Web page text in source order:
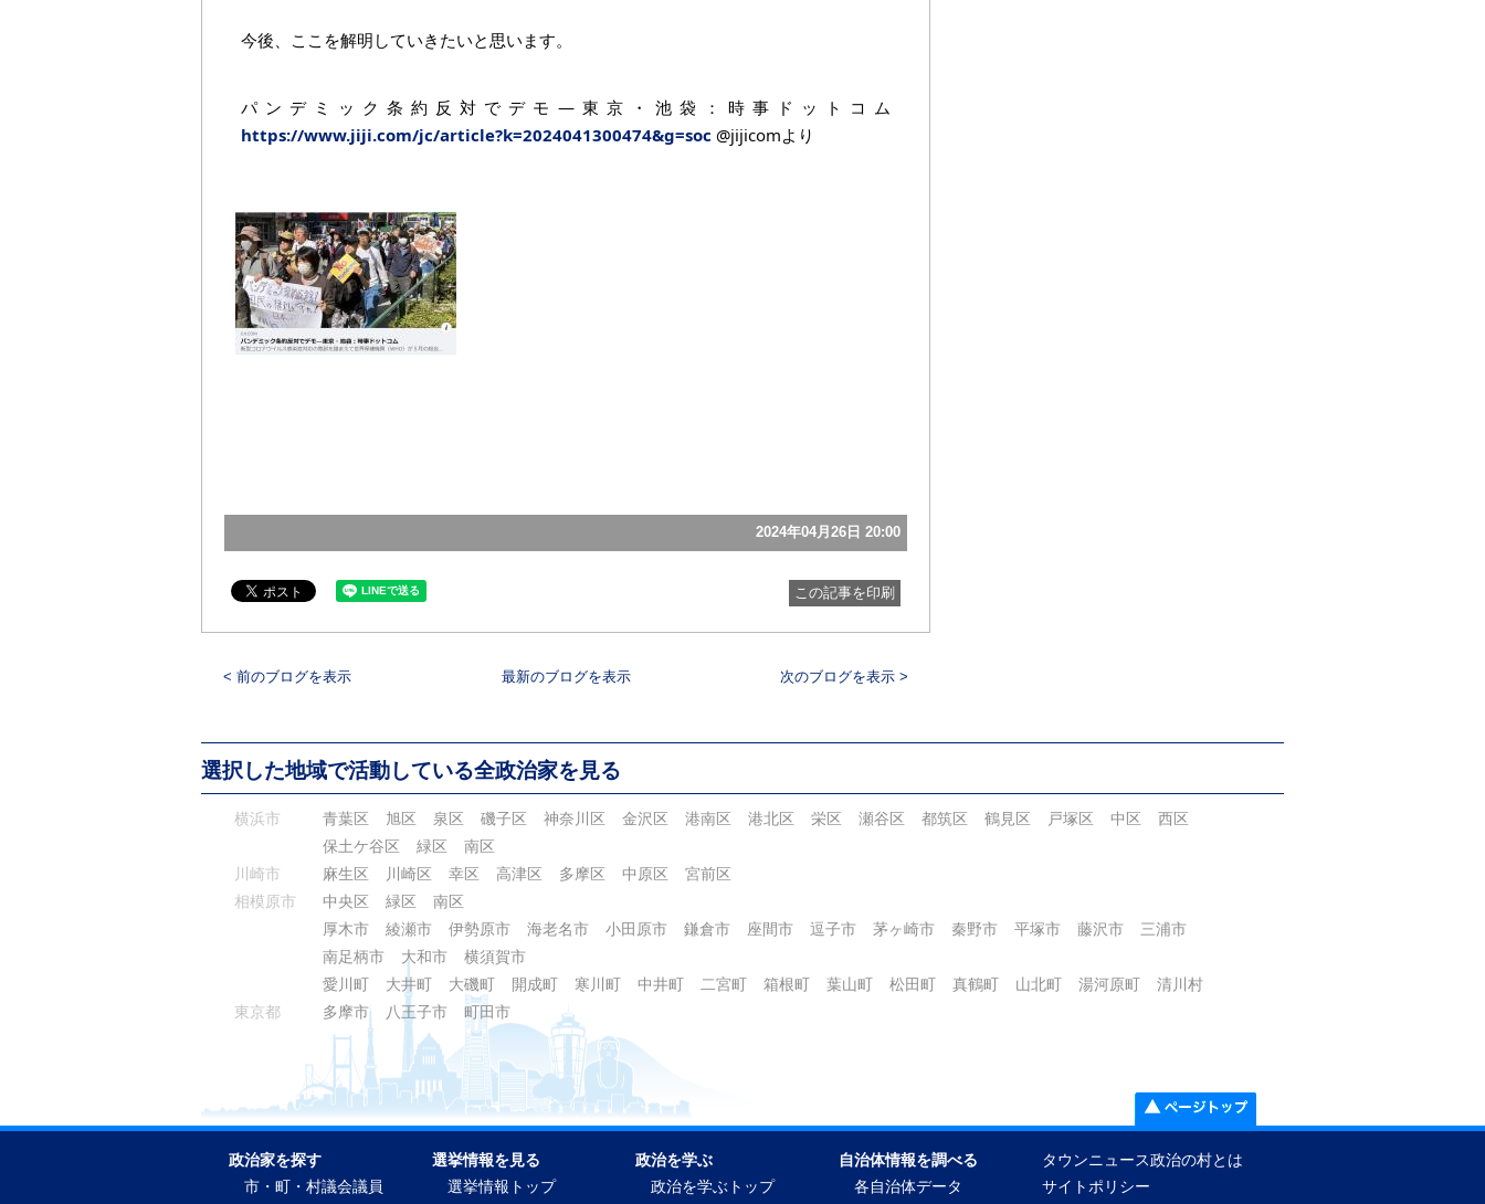
今後、ここを解明していきたいと思います。
パンデミック条約反対でデモ―東京・池袋：時事ドットコム
https://www.jiji.com/jc/article?k=2024041300474&g=soc @jijicomより
2024年04月26日 20:00
この記事を印刷
< 前のブログを表示 最新のブログを表示 次のブログを表示 >
選択した地域で活動している全政治家を見る
横浜市 青葉区 旭区 泉区 磯子区 神奈川区 金沢区 港南区 港北区 栄区 瀬谷区 都筑区 鶴見区 戸塚区 中区
西区
保土ケ谷区
緑区
南区
川崎市
麻生区 川崎区 幸区 高津区 多摩区 中原区
宮前区
相模原市
中央区 緑区
南区
厚木市
綾瀬市 伊勢原市 海老名市 小田原市 鎌倉市 座間市 逗子市 茅ヶ崎市 秦野市 平塚市 藤沢市
三浦市
南足柄市
大和市
横須賀市
愛川町
大井町 大磯町 開成町 寒川町 中井町 二宮町 箱根町 葉山町 松田町 真鶴町 山北町 湯河原町
清川村
東京都
多摩市 八王子市 町田市
政治家を探す
市・町・村議会議員
選挙情報を見る
選挙情報トップ
政治を学ぶ
政治を学ぶトップ
自治体情報を調べる
各自治体データ
タウンニュース政治の村とは
サイトポリシー